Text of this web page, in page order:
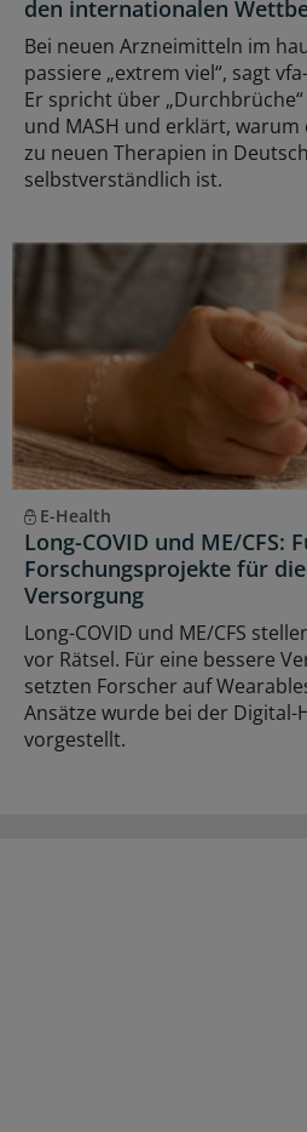
den internationalen
Bei neuen Arzneimitteln im
passiere „extrem viel“, sagt
Er spricht über
und MASH und erklärt,
zu neuen Therapien in
selbstverständlich ist.
E-Health
Long-COVID und ME/CFS:
Forschungsprojekte für
Versorgung
Long-COVID und ME/CFS
vor Rätsel. Für eine bessere
setzten Forscher auf
Ansätze wurde bei der Digital-
vorgestellt.